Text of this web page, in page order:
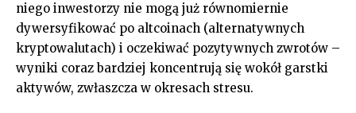
niego inwestorzy nie mogą już równomiernie
dywersyfikować po altcoinach (alternatywnych
kryptowalutach) i oczekiwać pozytywnych zwrotów –
wyniki coraz bardziej koncentrują się wokół garstki
aktywów, zwłaszcza w okresach stresu.